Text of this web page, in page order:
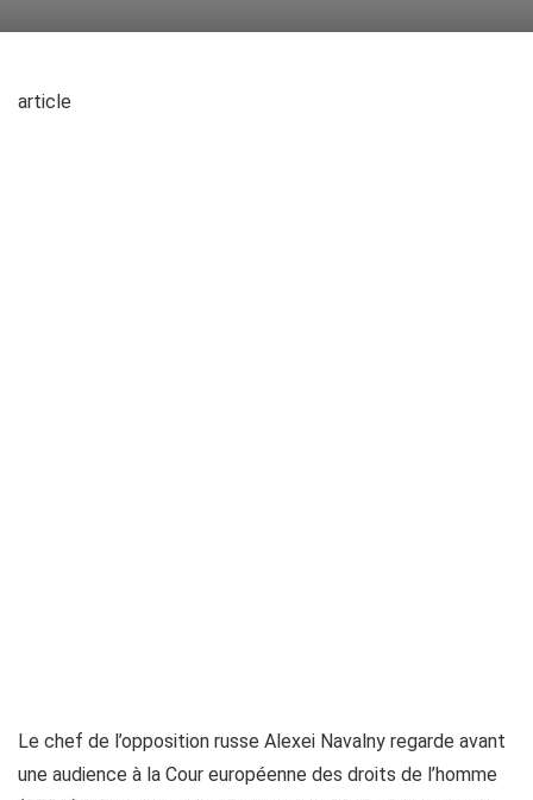
article
Le chef de l’opposition russe Alexei Navalny regarde avant
une audience à la Cour européenne des droits de l’homme